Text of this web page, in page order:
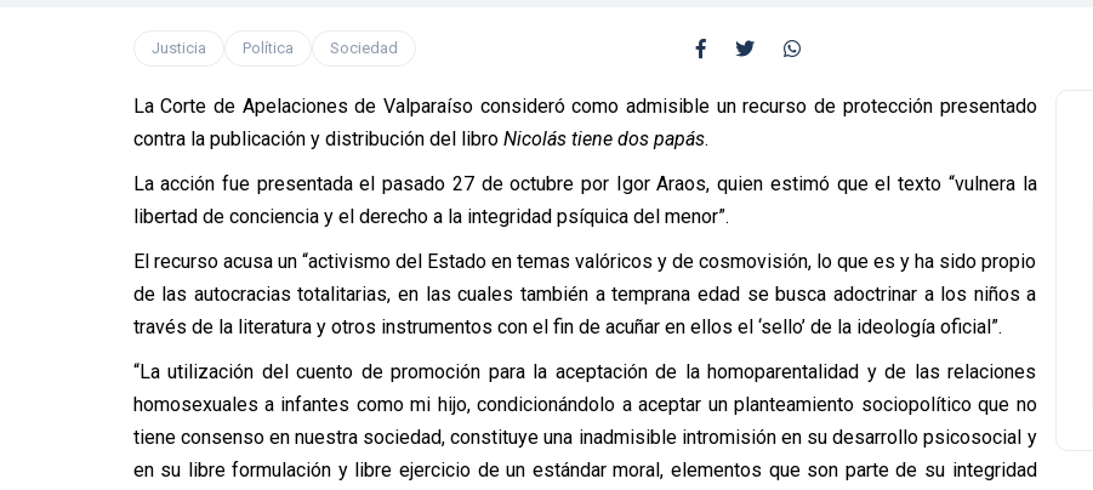
Justicia Política Sociedad
La Corte de Apelaciones de Valparaíso consideró como admisible un recurso de protección presentado
contra la publicación y distribución del libro Nicolás tiene dos papás.
La acción fue presentada el pasado 27 de octubre por Igor Araos, quien estimó que el texto “vulnera la
libertad de conciencia y el derecho a la integridad psíquica del menor”.
El recurso acusa un “activismo del Estado en temas valóricos y de cosmovisión, lo que es y ha sido propio
de las autocracias totalitarias, en las cuales también a temprana edad se busca adoctrinar a los niños a
través de la literatura y otros instrumentos con el fin de acuñar en ellos el ‘sello’ de la ideología oficial”.
“La utilización del cuento de promoción para la aceptación de la homoparentalidad y de las relaciones
homosexuales a infantes como mi hijo, condicionándolo a aceptar un planteamiento sociopolítico que no
tiene consenso en nuestra sociedad, constituye una inadmisible intromisión en su desarrollo psicosocial y
en su libre formulación y libre ejercicio de un estándar moral, elementos que son parte de su integridad